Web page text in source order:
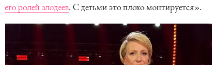
его ролей злодеев. С детьми это плохо монтируется».